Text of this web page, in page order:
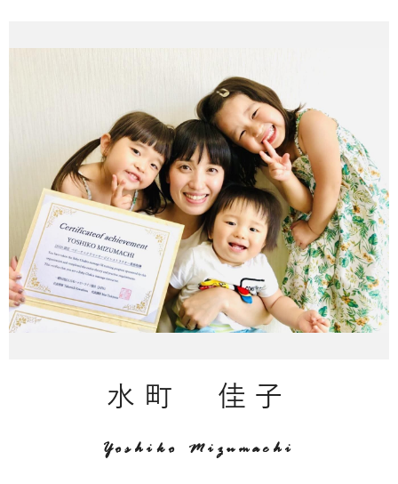
水町 佳子
Yoshiko Mizumachi